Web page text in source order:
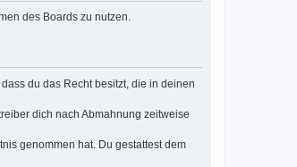
des Boards zu nutzen.
du das Recht besitzt, die in deinen
dich nach Abmahnung zeitweise
genommen hat. Du gestattest dem